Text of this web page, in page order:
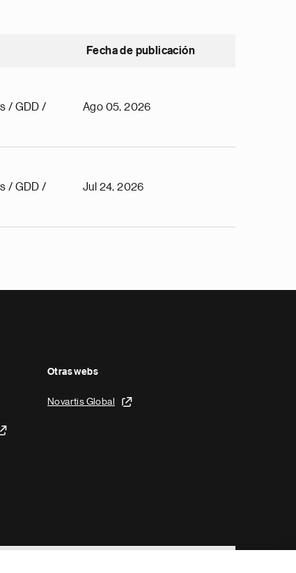
Fecha de publicación
/ GDD /
Ago 05, 2026
/ GDD /
Jul 24, 2026
Otras webs
Novartis Global